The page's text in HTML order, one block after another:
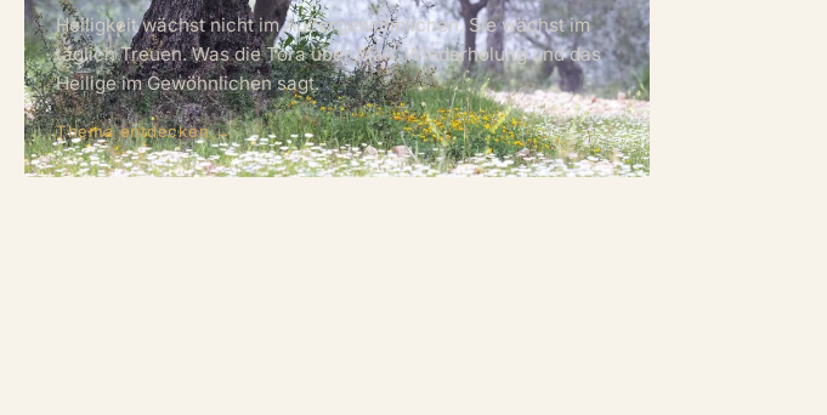
Heiligkeit wächst nicht im Außergewöhnlichen. Sie wächst im
täglich Treuen. Was die Tora über Maß, Wiederholung und das
Heilige im Gewöhnlichen sagt.
Thema entdecken →